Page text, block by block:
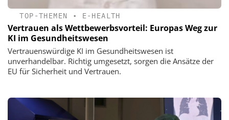
TOP-THEMEN • E-HEALTH
Vertrauen als Wettbewerbsvorteil: Europas Weg zur
KI im Gesundheitswesen
Vertrauenswürdige KI im Gesundheitswesen ist
unverhandelbar. Richtig umgesetzt, sorgen die Ansätze der
EU für Sicherheit und Vertrauen.